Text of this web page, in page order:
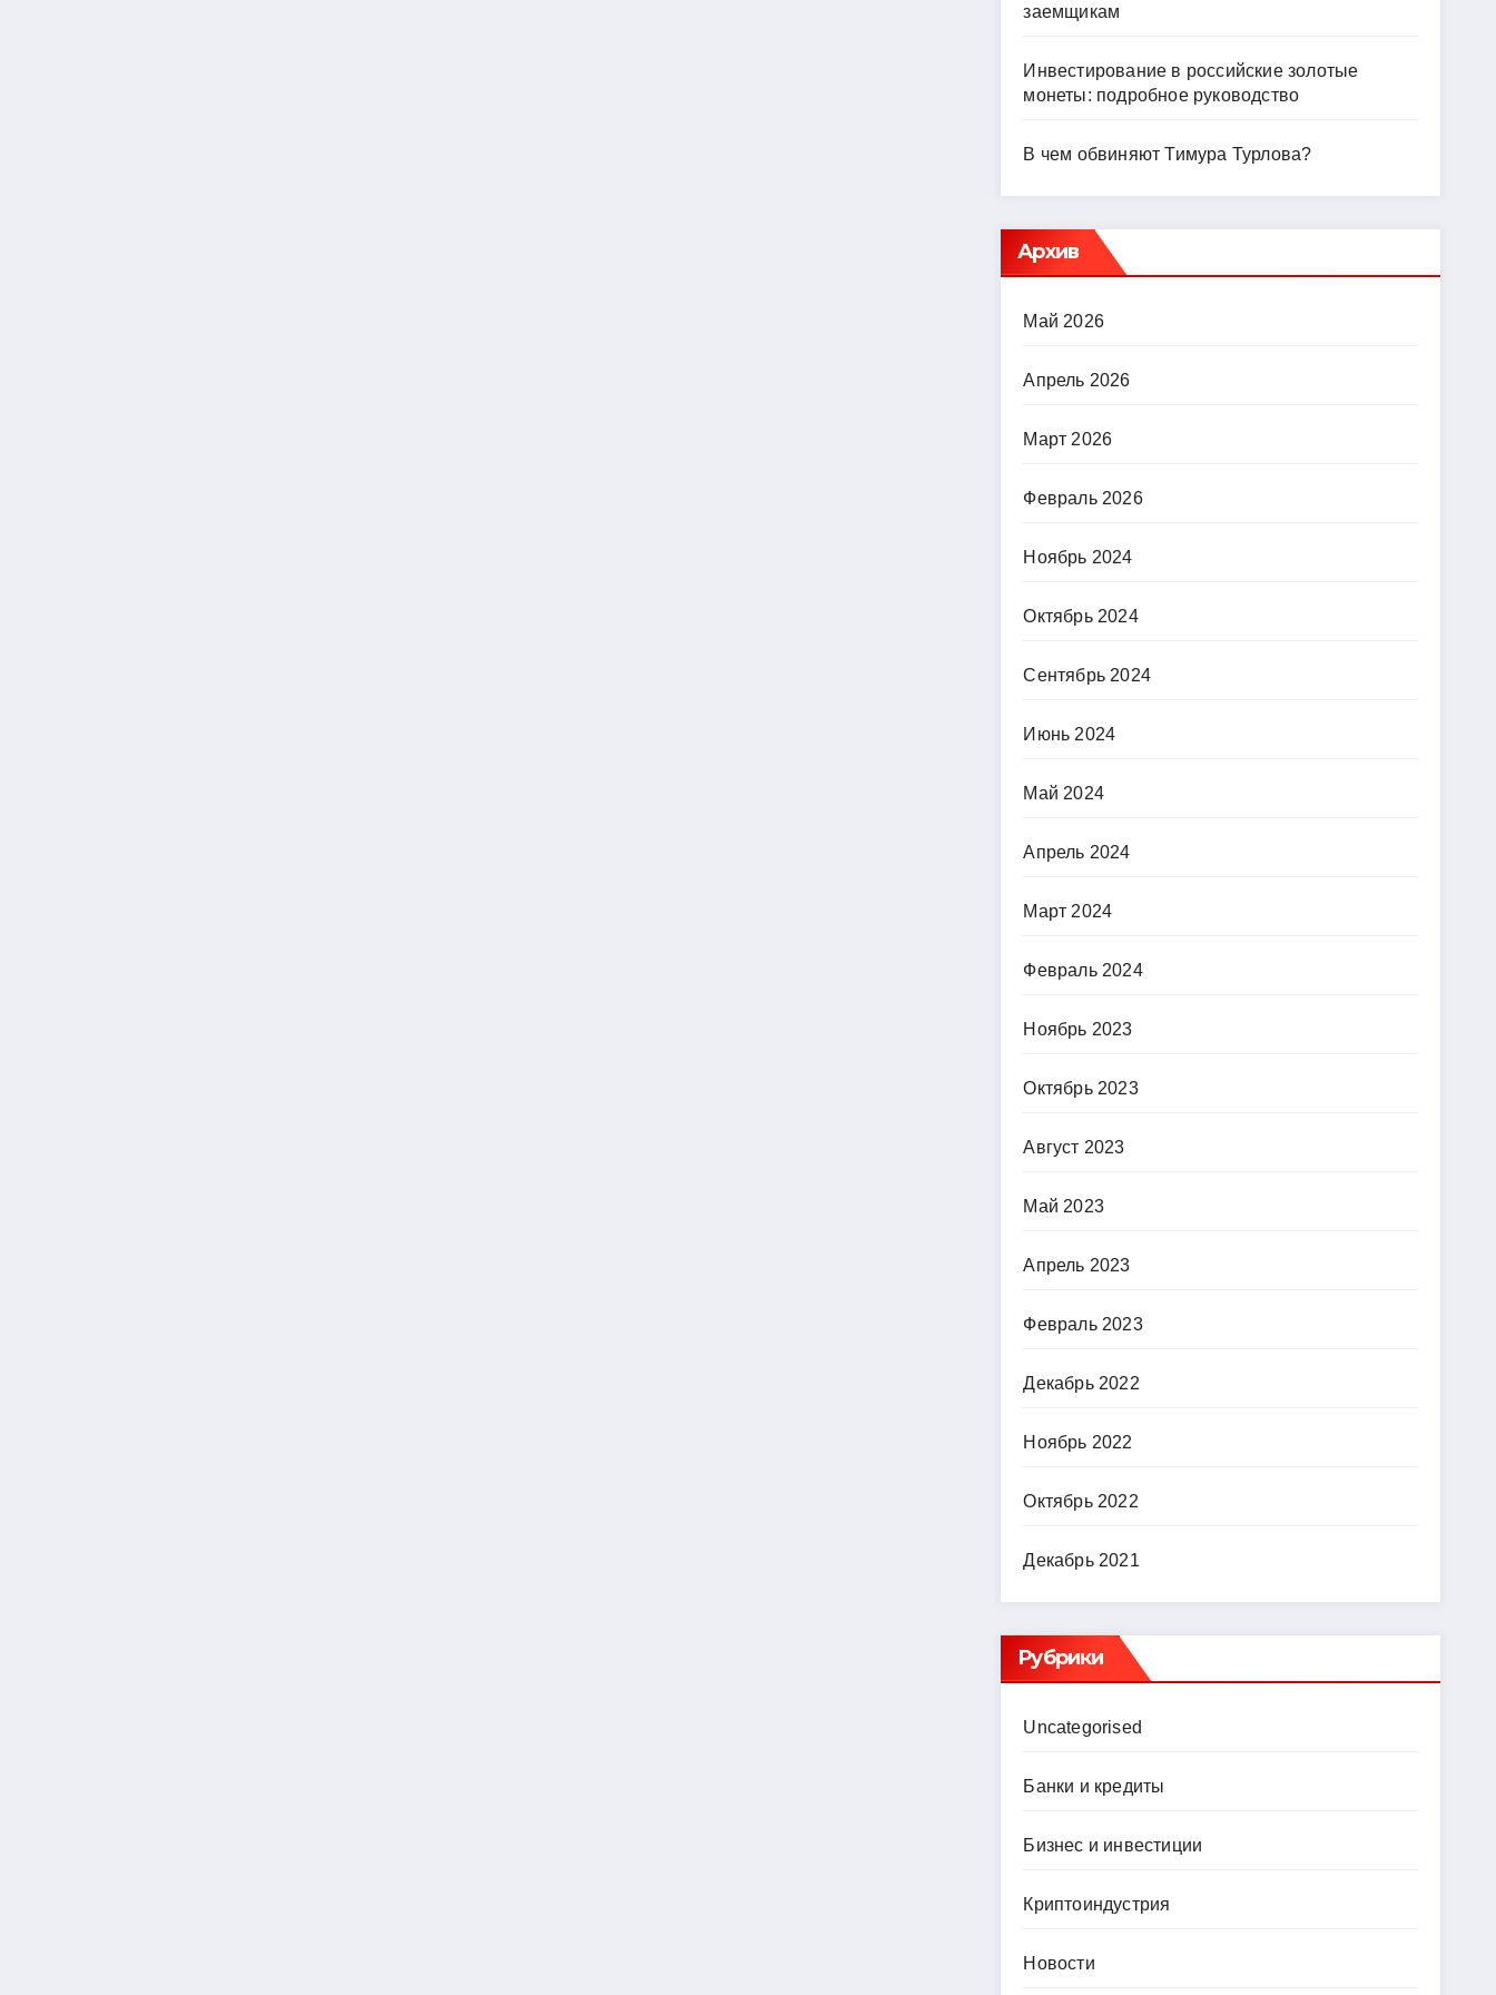
заемщикам
Инвестирование в российские золотые
монеты: подробное руководство
В чем обвиняют Тимура Турлова?
Архив
Май 2026
Апрель 2026
Март 2026
Февраль 2026
Ноябрь 2024
Октябрь 2024
Сентябрь 2024
Июнь 2024
Май 2024
Апрель 2024
Март 2024
Февраль 2024
Ноябрь 2023
Октябрь 2023
Август 2023
Май 2023
Апрель 2023
Февраль 2023
Декабрь 2022
Ноябрь 2022
Октябрь 2022
Декабрь 2021
Рубрики
Uncategorised
Банки и кредиты
Бизнес и инвестиции
Криптоиндустрия
Новости